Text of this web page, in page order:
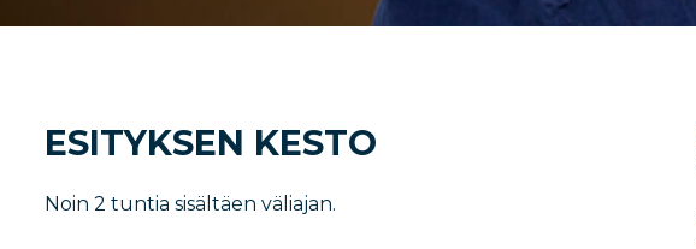
ESITYKSEN KESTO
Noin 2 tuntia sisältäen väliajan.